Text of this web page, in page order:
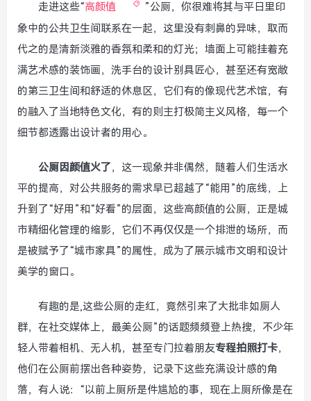
走进这些“高颜值
”公厕，你很难将其与平日里印
象中的公共卫生间联系在一起，这里没有刺鼻的异味，取而
代之的是清新淡雅的香氛和柔和的灯光；墙面上可能挂着充
满艺术感的装饰画，洗手台的设计别具匠心，甚至还有宽敞
的第三卫生间和舒适的休息区，它们有的像现代艺术馆，有
的融入了当地特色文化，有的则主打极简主义风格，每一个
细节都透露出设计者的用心。
公厕因颜值火了，这一现象并非偶然，随着人们生活水
平的提高，对公共服务的需求早已超越了“能用”的底线，上
升到了“好用”和“好看”的层面，这些高颜值的公厕，正是城
市精细化管理的缩影，它们不再仅仅是一个排泄的场所，而
是被赋予了“城市家具”的属性，成为了展示城市文明和设计
美学的窗口。
有趣的是,这些公厕的走红，竟然引来了大批非如厕人
群，在社交媒体上，最美公厕”的话题频频登上热搜，不少年
轻人带着相机、无人机，甚至专门拉着朋友专程拍照打卡，
他们在公厕前摆出各种姿势，记录下这些充满设计感的角
落，有人说：“以前上厕所是件尴尬的事，现在上厕所像是在